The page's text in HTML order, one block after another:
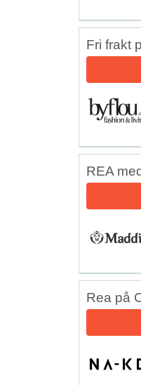
Fri frakt
REA
Rea på